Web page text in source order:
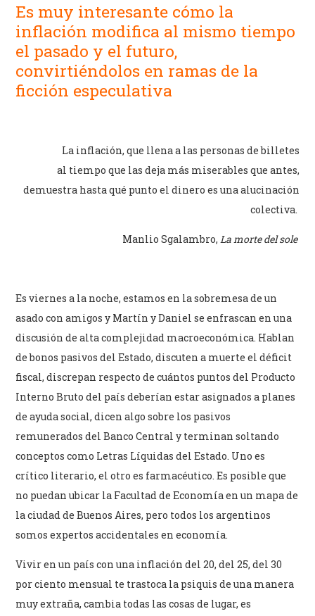
Es muy interesante cómo la
inflación modifica al mismo tiempo
el pasado y el futuro,
convirtiéndolos en ramas de la
ficción especulativa
La inflación, que llena a las personas de billetes
al tiempo que las deja más miserables que antes,
demuestra hasta qué punto el dinero es una alucinación
colectiva.
Manlio Sgalambro, La morte del sole
Es viernes a la noche, estamos en la sobremesa de un
asado con amigos y Martín y Daniel se enfrascan en una
discusión de alta complejidad macroeconómica. Hablan
de bonos pasivos del Estado, discuten a muerte el déficit
fiscal, discrepan respecto de cuántos puntos del Producto
Interno Bruto del país deberían estar asignados a planes
de ayuda social, dicen algo sobre los pasivos
remunerados del Banco Central y terminan soltando
conceptos como Letras Líquidas del Estado. Uno es
crítico literario, el otro es farmacéutico. Es posible que
no puedan ubicar la Facultad de Economía en un mapa de
la ciudad de Buenos Aires, pero todos los argentinos
somos expertos accidentales en economía.
Vivir en un país con una inflación del 20, del 25, del 30
por ciento mensual te trastoca la psiquis de una manera
muy extraña, cambia todas las cosas de lugar, es